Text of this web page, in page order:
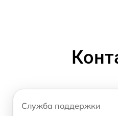
Служба поддержки